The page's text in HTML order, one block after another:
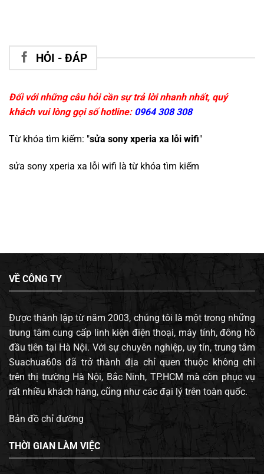
HỎI - ĐÁP
Đối với những câu hỏi cần sự trả lời nhanh nhất, quý
khách vui lòng gọi số hotline: 0964 308 308
Từ khóa tìm kiếm: "sửa sony xperia xa lỗi wifi"
sửa sony xperia xa lỗi wifi là từ khóa tìm kiếm
VỀ CÔNG TY
Được thành lập từ năm 2003, chúng tôi là một trong những
trung tâm cung cấp linh kiện điện thoại, máy tính, đông hồ
đầu tiên tại Hà Nội. Với sự chuyên nghiệp, uy tín, trung tâm
Suachua60s đã trở thành địa chỉ quen thuộc không chỉ
trên thị trường Hà Nội, Bắc Ninh, TP.HCM mà còn phục vụ
rất nhiều khách hàng, cũng như các đại lý trên toàn quốc.
Bản đồ chỉ đường
THỜI GIAN LÀM VIỆC